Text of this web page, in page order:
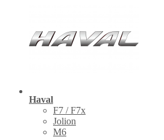
Haval
F7 / F7x
Jolion
M6